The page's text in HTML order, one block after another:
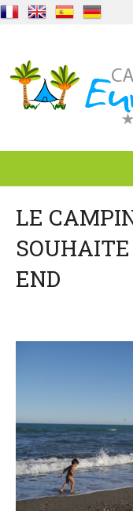
Situation
Ambiance
Services
Documentations
Actualités
Mobile home et tarifs
LE
END